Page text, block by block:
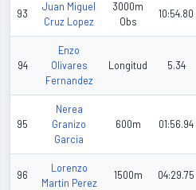
93
Juan Miguel
Cruz Lopez
3000m
Obs
10:54.80
94
Enzo
Olivares
Fernandez
Longitud 5.34
95
Nerea
Granizo
Garcia
600m 01:56.94
96
Lorenzo
Martin Perez
1500m 04:29.75